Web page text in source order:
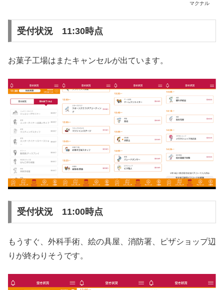
マクナル
受付状況 11:30時点
お菓子工場はまたキャンセルが出ています。
受付状況 11:00時点
もうすぐ、外科手術、絵の具屋、消防署、ピザショップ辺
りが終わりそうです。